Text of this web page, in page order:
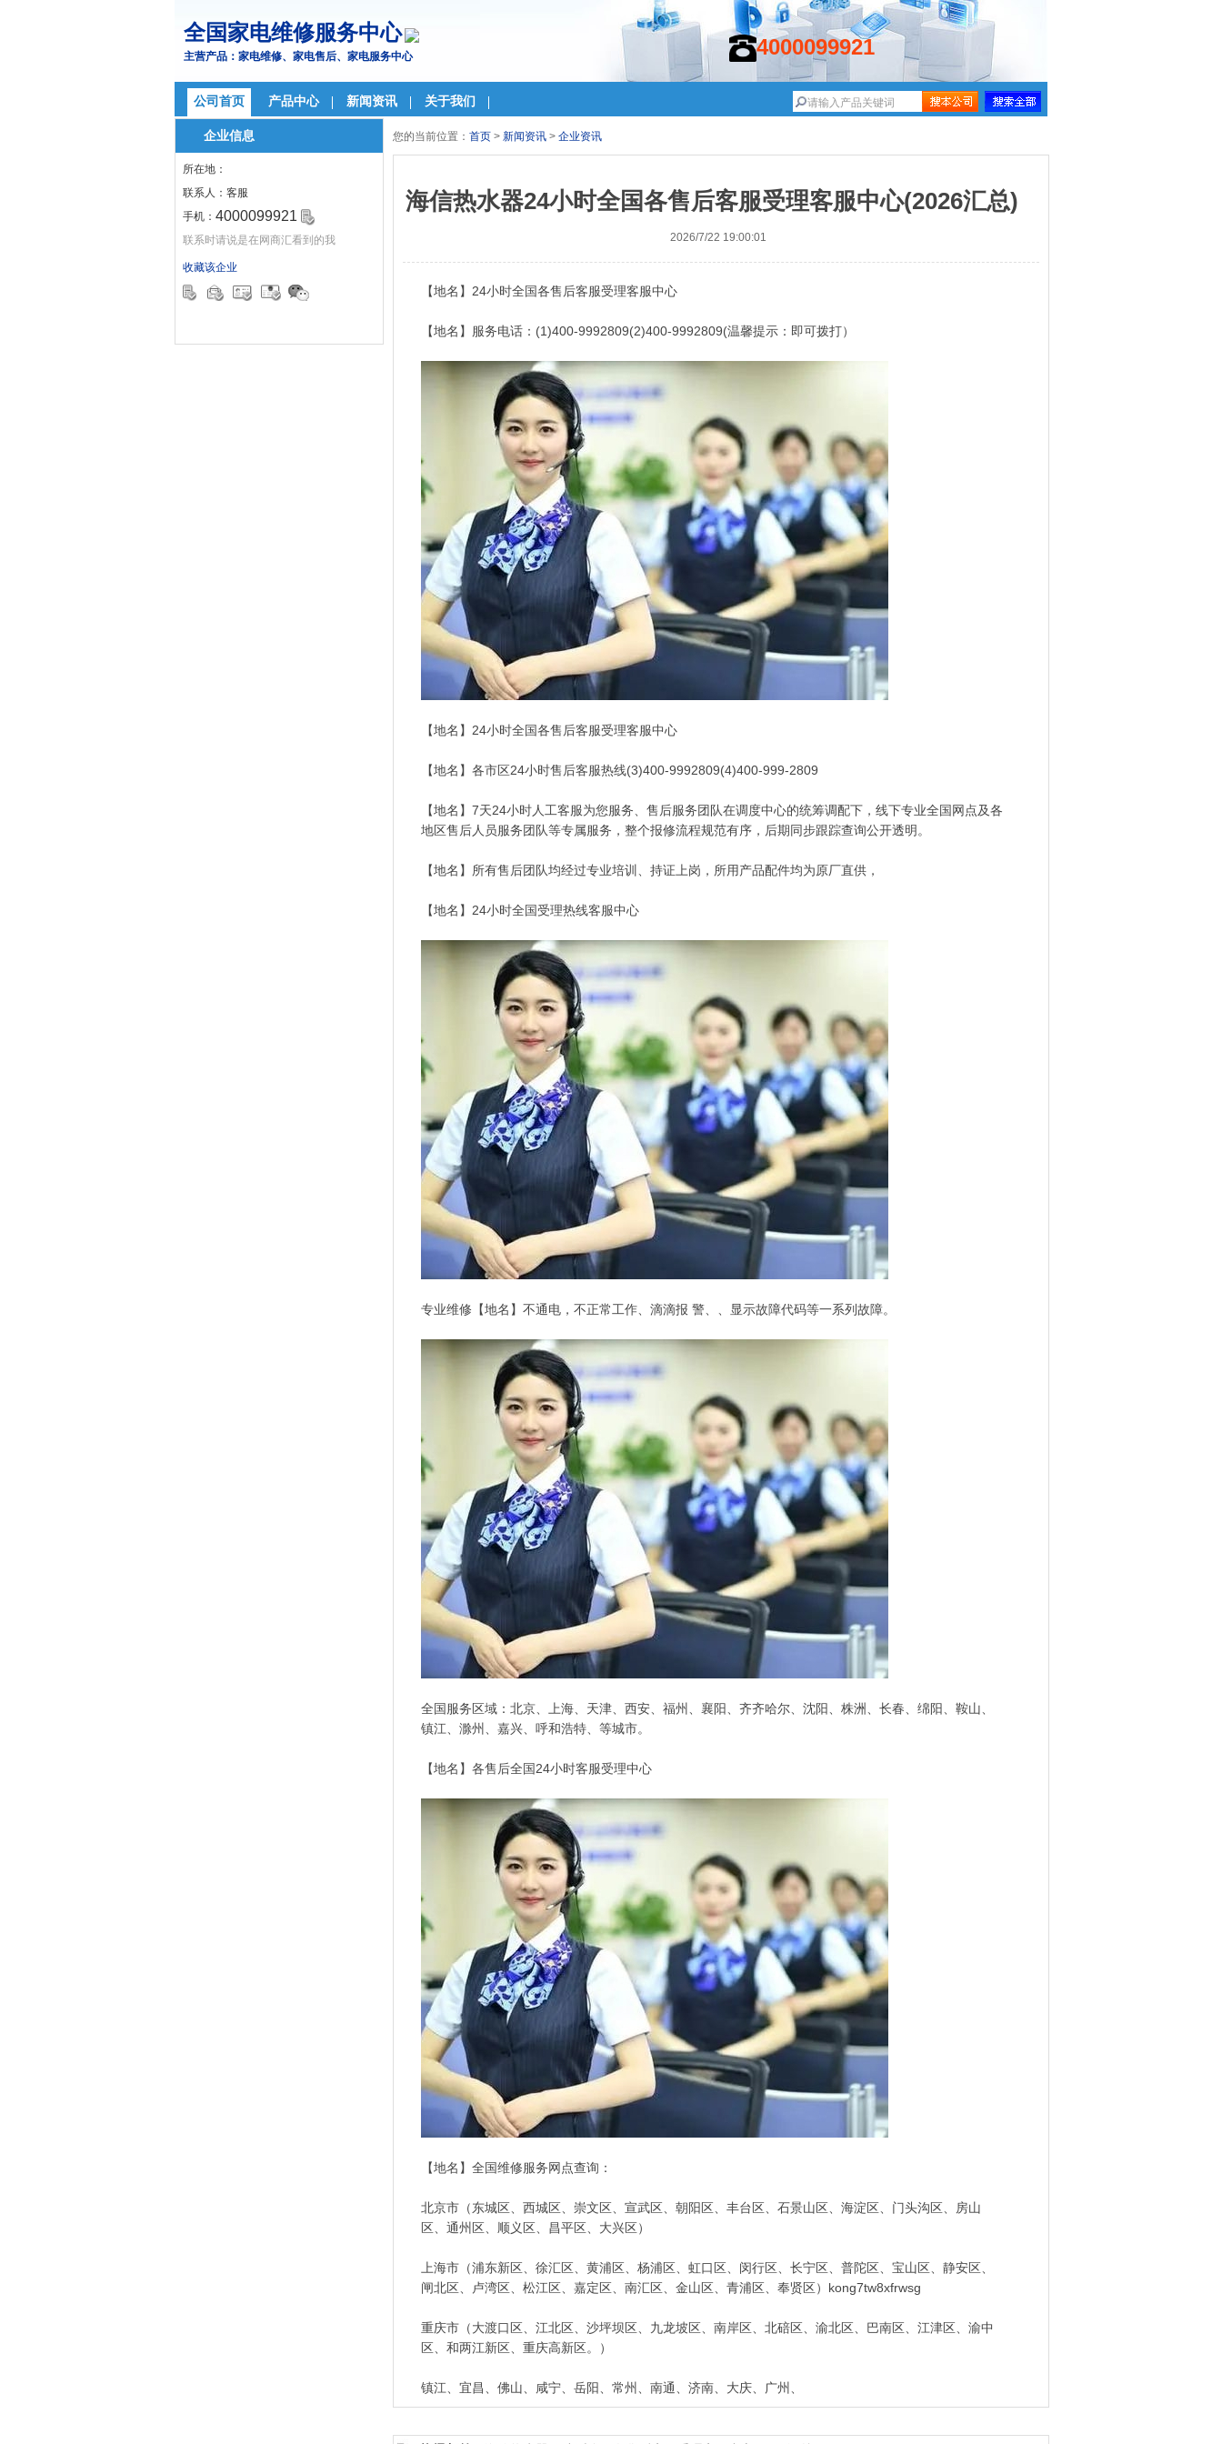
全国家电维修服务中心
主营产品：家电维修、家电售后、家电服务中心 4000099921
公司首页 产品中心 新闻资讯 关于我们
企业信息
所在地：
联系人： 客服
手机： 4000099921
联系时请说是在网商汇看到的我
收藏该企业
您的当前位置： 首页 > 新闻资讯 > 企业资讯
海信热水器24小时全国各售后客服受理客服中心(2026汇总)
2026/7/22 19:00:01
【地名】24小时全国各售后客服受理客服中心
【地名】服务电话：(1)400-9992809(2)400-9992809(温馨提示：即可拨打）
【地名】24小时全国各售后客服受理客服中心
【地名】各市区24小时售后客服热线(3)400-9992809(4)400-999-2809
【地名】7天24小时人工客服为您服务、售后服务团队在调度中心的统筹调配下，线下专业全国网点及各
地区售后人员服务团队等专属服务，整个报修流程规范有序，后期同步跟踪查询公开透明。
【地名】所有售后团队均经过专业培训、持证上岗，所用产品配件均为原厂直供，
【地名】24小时全国受理热线客服中心
专业维修【地名】不通电，不正常工作、滴滴报 警、、显示故障代码等一系列故障。
全国服务区域：北京、上海、天津、西安、福州、襄阳、齐齐哈尔、沈阳、株洲、长春、绵阳、鞍山、
镇江、滁州、嘉兴、呼和浩特、等城市。
【地名】各售后全国24小时客服受理中心
【地名】全国维修服务网点查询：
北京市（东城区、西城区、崇文区、宣武区、朝阳区、丰台区、石景山区、海淀区、门头沟区、房山
区、通州区、顺义区、昌平区、大兴区）
上海市（浦东新区、徐汇区、黄浦区、杨浦区、虹口区、闵行区、长宁区、普陀区、宝山区、静安区、
闸北区、卢湾区、松江区、嘉定区、南汇区、金山区、青浦区、奉贤区）kong7tw8xfrwsg
重庆市（大渡口区、江北区、沙坪坝区、九龙坡区、南岸区、北碚区、渝北区、巴南区、江津区、渝中
区、和两江新区、重庆高新区。）
镇江、宜昌、佛山、咸宁、岳阳、常州、南通、济南、大庆、广州、